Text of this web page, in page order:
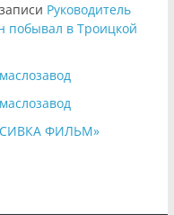
Руководитель
побывал в Троицкой
ФИЛЬМ»